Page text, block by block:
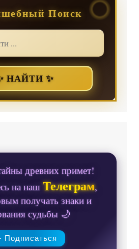
Поиск
НАЙТИ ✨
древних примет!
на нашТелеграм,
получать знаки и
судьбы 🌙
Подписаться